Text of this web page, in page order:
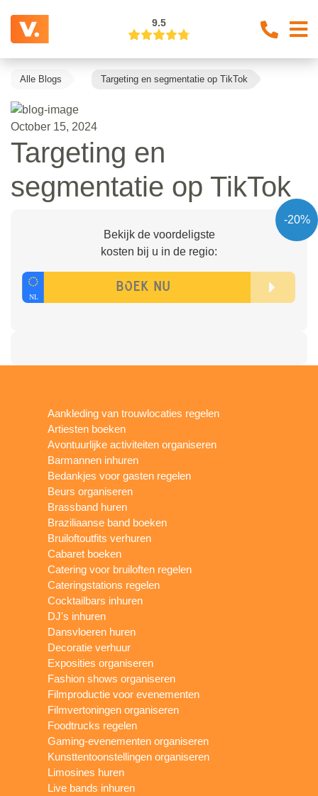
9.5
Alle Blogs Targeting en segmentatie op TikTok
October 15, 2024
Targeting en
segmentatie op TikTok
-20%
Bekijk de voordeligste
kosten bij u in de regio:
Aankleding van trouwlocaties regelen
Artiesten boeken
Avontuurlijke activiteiten organiseren
Barmannen inhuren
Bedankjes voor gasten regelen
Beurs organiseren
Brassband huren
Braziliaanse band boeken
Bruiloftoutfits verhuren
Cabaret boeken
Catering voor bruiloften regelen
Cateringstations regelen
Cocktailbars inhuren
DJ's inhuren
Dansvloeren huren
Decoratie verhuur
Exposities organiseren
Fashion shows organiseren
Filmproductie voor evenementen
Filmvertoningen organiseren
Foodtrucks regelen
Gaming-evenementen organiseren
Kunsttentoonstellingen organiseren
Limosines huren
Live bands inhuren